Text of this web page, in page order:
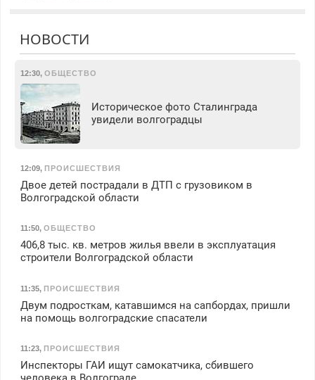
НОВОСТИ
12:30, ОБЩЕСТВО
Историческое фото Сталинграда
увидели волгоградцы
12:09, ПРОИСШЕСТВИЯ
Двое детей пострадали в ДТП с грузовиком в
Волгоградской области
11:50, ОБЩЕСТВО
406,8 тыс. кв. метров жилья ввели в эксплуатация
строители Волгоградской области
11:35, ПРОИСШЕСТВИЯ
Двум подросткам, катавшимся на сапбордах, пришли
на помощь волгоградские спасатели
11:23, ПРОИСШЕСТВИЯ
Инспекторы ГАИ ищут самокатчика, сбившего